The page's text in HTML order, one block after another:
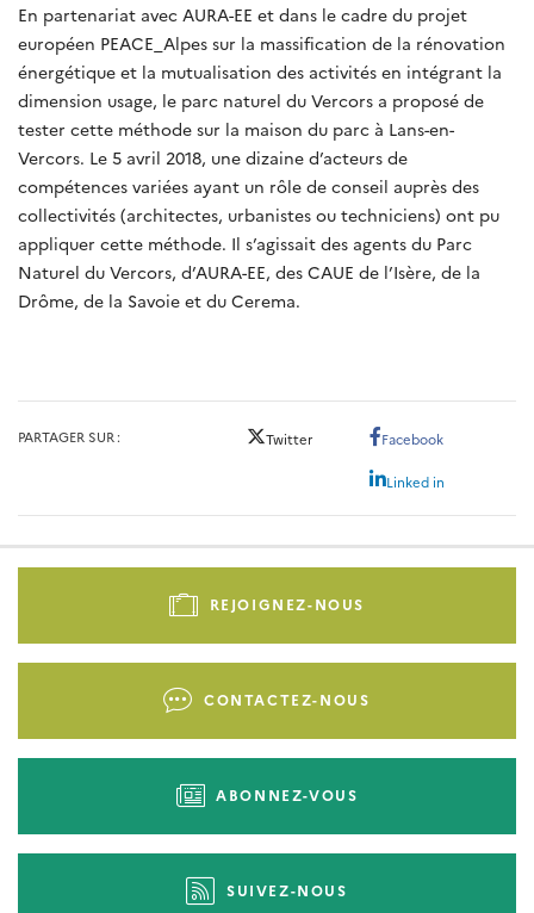
En partenariat avec AURA-EE et dans le cadre du projet
européen PEACE_Alpes sur la massification de la rénovation
énergétique et la mutualisation des activités en intégrant la
dimension usage, le parc naturel du Vercors a proposé de
tester cette méthode sur la maison du parc à Lans-en-
Vercors. Le 5 avril 2018, une dizaine d’acteurs de
compétences variées ayant un rôle de conseil auprès des
collectivités (architectes, urbanistes ou techniciens) ont pu
appliquer cette méthode. Il s’agissait des agents du Parc
Naturel du Vercors, d’AURA-EE, des CAUE de l’Isère, de la
Drôme, de la Savoie et du Cerema.
PARTAGER SUR Twitter Facebook
Linked in
Pied
-
REJOIGNEZ-NOUS
CONTACTEZ-NOUS
ABONNEZ-VOUS
SUIVEZ-NOUS